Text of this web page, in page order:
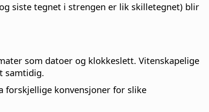
siste tegnet i strengen er lik skilletegnet) blir
som datoer og klokkeslett. Vitenskapelige
samtidig.
forskjellige konvensjoner for slike